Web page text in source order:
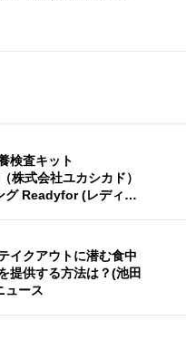
検査キット
株式会社ユカシカド）
グ Readyfor (レディ…
イクアウトに潜む食中
供する方法は？(池田
ュース